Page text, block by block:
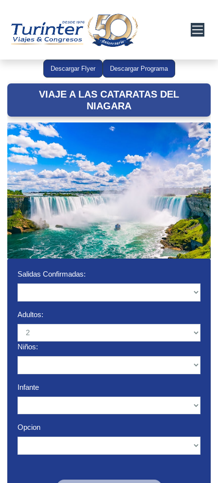
Descargar Flyer Descargar Programa
VIAJE A LAS CATARATAS DEL
NIAGARA
Salidas Confirmadas:
Adultos:
Niños:
Infante
Opcion